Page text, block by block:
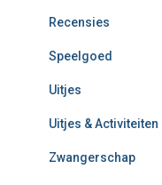
Recensies
Speelgoed
Uitjes
Uitjes & Activiteiten
Zwangerschap